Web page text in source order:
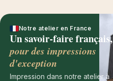
Notre atelier en France
Un savoir-faire français,
pour des impressions
d'exception
Impression dans notre atelier à